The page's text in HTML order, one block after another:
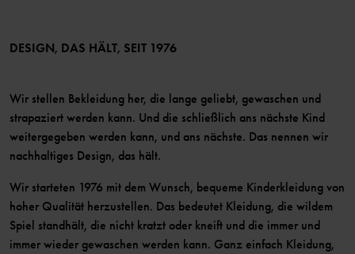
Mitglied werden
DESIGN, DAS HÄLT, SEIT 1976
Wir stellen Bekleidung her, die lange geliebt, gewaschen und
strapaziert werden kann. Und die schließlich ans nächste Kind
weitergegeben werden kann, und ans nächste. Das nennen wir
nachhaltiges Design, das hält.
Wir starteten 1976 mit dem Wunsch, bequeme Kinderkleidung von
hoher Qualität herzustellen. Das bedeutet Kleidung, die wildem
Spiel standhält, die nicht kratzt oder kneift und die immer und
immer wieder gewaschen werden kann. Ganz einfach Kleidung,